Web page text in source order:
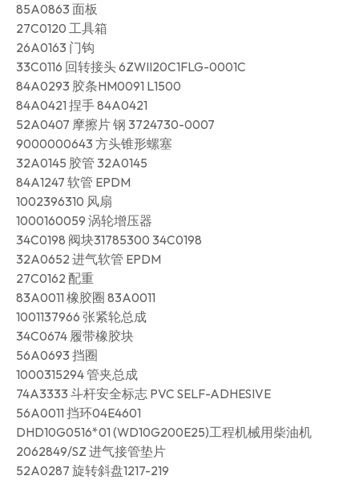
85A0863 面板
27C0120 工具箱
26A0163 门钩
33C0116 回转接头 6ZWII20C1FLG-0001C
84A0293 胶条HM0091 L1500
84A0421 捏手 84A0421
52A0407 摩擦片 钢 3724730-0007
9000000643 方头锥形螺塞
32A0145 胶管 32A0145
84A1247 软管 EPDM
1002396310 风扇
1000160059 涡轮增压器
34C0198 阀块31785300 34C0198
32A0652 进气软管 EPDM
27C0162 配重
83A0011 橡胶圈 83A0011
1001137966 张紧轮总成
34C0674 履带橡胶块
56A0693 挡圈
1000315294 管夹总成
74A3333 斗杆安全标志 PVC SELF-ADHESIVE
56A0011 挡环04E4601
DHD10G0516*01 (WD10G200E25)工程机械用柴油机
2062849/SZ 进气接管垫片
52A0287 旋转斜盘1217-219